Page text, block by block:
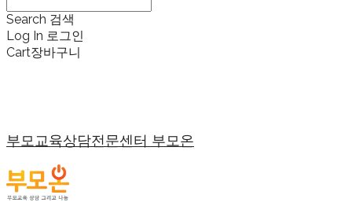
Search 검색
Log In 로그인
Cart장바구니
부모교육상담전문센터 부모온